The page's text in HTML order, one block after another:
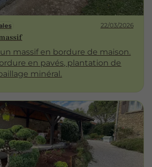
22/03/2026
massif en bordure de maison.
en pavés, plantation de
minéral.